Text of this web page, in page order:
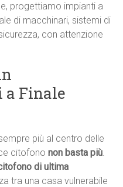
progettiamo impianti a
di macchinari, sistemi di
con attenzione
a Finale
più al centro delle
citofononon basta più.
di ultima
tra una casa vulnerabile